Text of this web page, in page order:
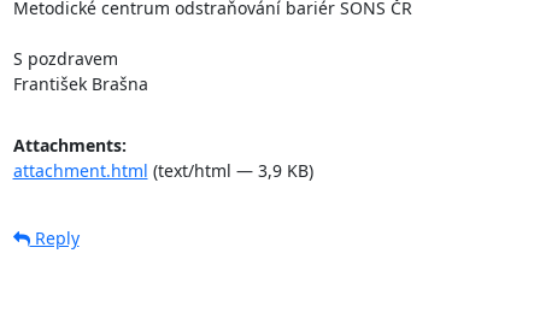
Metodické centrum odstraňování bariér SONS ČR
S pozdravem
František Brašna
Attachments:
attachment.html (text/html — 3,9 KB)
Reply